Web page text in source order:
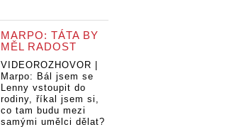
MARPO: TÁTA BY
MĚL RADOST
VIDEOROZHOVOR |
Marpo: Bál jsem se
Lenny vstoupit do
rodiny, říkal jsem si,
co tam budu mezi
samými umělci dělat?